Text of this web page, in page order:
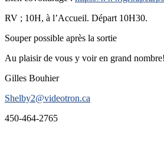
RV ; 10H, à l’Accueil. Départ 10H30.
Souper possible après la sortie
Au plaisir de vous y voir en grand nombre!
Gilles Bouhier
Shelby2@videotron.ca
450-464-2765